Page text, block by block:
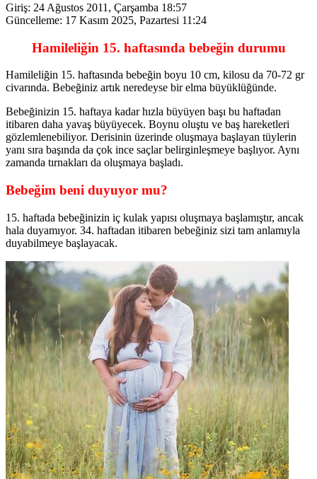
Giriş: 24 Ağustos 2011, Çarşamba 18:57
Güncelleme: 17 Kasım 2025, Pazartesi 11:24
Hamileliğin 15. haftasında bebeğin durumu
Hamileliğin 15. haftasında bebeğin boyu 10 cm, kilosu da 70-72 gr
civarında. Bebeğiniz artık neredeyse bir elma büyüklüğünde.
Bebeğinizin 15. haftaya kadar hızla büyüyen başı bu haftadan
itibaren daha yavaş büyüyecek. Boynu oluştu ve baş hareketleri
gözlemlenebiliyor. Derisinin üzerinde oluşmaya başlayan tüylerin
yanı sıra başında da çok ince saçlar belirginleşmeye başlıyor. Aynı
zamanda tırnakları da oluşmaya başladı.
Bebeğim beni duyuyor mu?
15. haftada bebeğinizin iç kulak yapısı oluşmaya başlamıştır, ancak
hala duyamıyor. 34. haftadan itibaren bebeğiniz sizi tam anlamıyla
duyabilmeye başlayacak.